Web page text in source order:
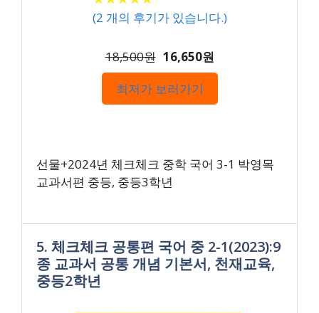
(2 개의 후기가 있습니다.)
18,500원 16,650원
최저가 보러가기
선물+2024년 체크체크 중학 국어 3-1 박영목
교과서편 중등, 중등3학년
5. 체크체크 공통편 국어 중 2-1(2023):9
종 교과서 공통 개념 기본서, 천재교육,
중등2학년